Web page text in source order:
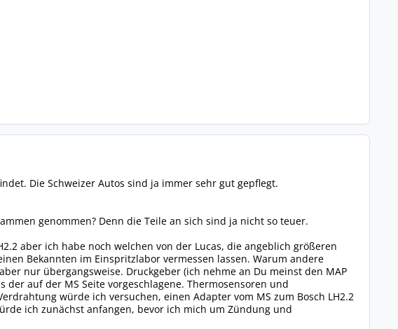
Die Schweizer Autos sind ja immer sehr gut gepflegt.
genommen? Denn die Teile an sich sind ja nicht so teuer.
aber ich habe noch welchen von der Lucas, die angeblich größeren
Bekannten im Einspritzlabor vermessen lassen. Warum andere
nur übergangsweise. Druckgeber (ich nehme an Du meinst den MAP
auf der MS Seite vorgeschlagene. Thermosensoren und
würde ich versuchen, einen Adapter vom MS zum Bosch LH2.2
ich zunächst anfangen, bevor ich mich um Zündung und